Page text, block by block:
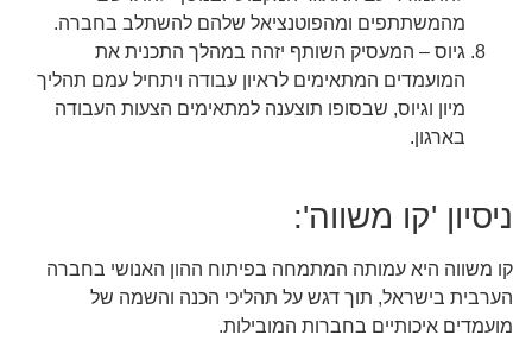
מהמשתתפים ומהפוטנציאל שלהם להשתלב בחברה.
גיוס – המעסיק השותף יזהה במהלך התכנית את
המועמדים המתאימים לראיון עבודה ויתחיל עמם תהליך
מיון וגיוס, שבסופו תוצענה למתאימים הצעות העבודה
בארגון.
ניסיון 'קו משווה':
קו משווה היא עמותה המתמחה בפיתוח ההון האנושי בחברה
הערבית בישראל, תוך דגש על תהליכי הכנה והשמה של
מועמדים איכותיים בחברות המובילות.